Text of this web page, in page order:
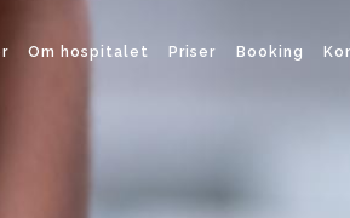
Om hospitalet Priser Booking